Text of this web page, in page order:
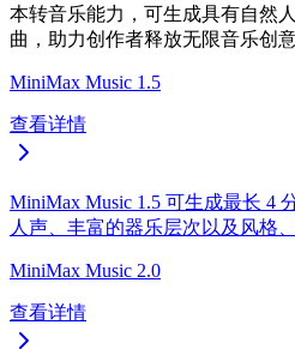
本转音乐能力，可生成具有自然
曲，助力创作者释放无限音乐创意
MiniMax Music 1.5
查看详情
MiniMax Music 1.5 可生成最长 4
人声、丰富的器乐层次以及风格
MiniMax Music 2.0
查看详情